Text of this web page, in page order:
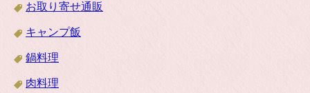
お取り寄せ通販
キャンプ飯
鍋料理
肉料理